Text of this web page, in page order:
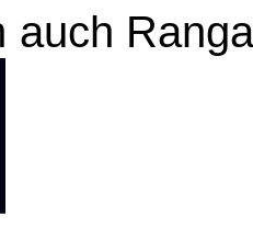
auch